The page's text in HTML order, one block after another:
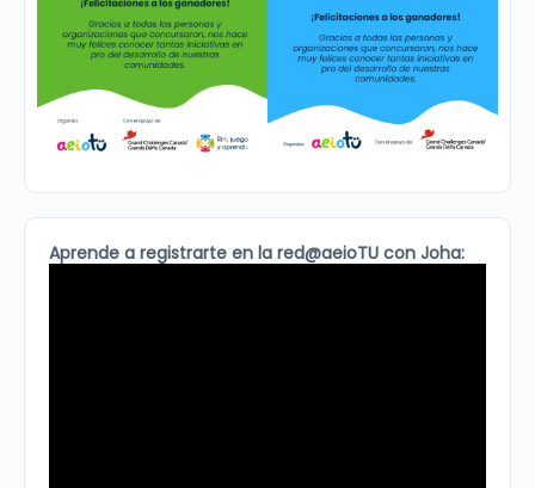
Aprende a registrarte en la red@aeioTU con Joha: